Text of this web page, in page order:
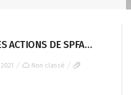
ACTIONS DE SPFA…
Non classé